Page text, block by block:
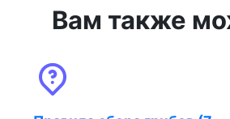
Вам также